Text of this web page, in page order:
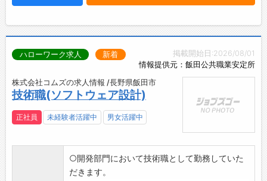
自然豊かな人口約10万人の都市です。
長野県の市では最南端に位置しており、名古屋
など中京圏とのつながりが深い町でもありま
緑豊かな信州においても県内トップクラスの自
然があり、市田柿、りんご、松茸など四季折々
の恵みにあふれ、利便性を求める都市型の暮ら
また、飯田市は7月から8月にかけて毎週のよう
にお祭りが行われ、市内のあちこちで花火を見
掲載開始日:2026/08/01
情報提供元：飯田公共職業安定所
ハローワーク求人 新着
株式会社コムズの求人情報 /長野県飯田市
技術職(ソフトウェア設計)
正社員 未経験者活躍中 男女活躍中
○開発部門において技術職として勤務していた
だきます。